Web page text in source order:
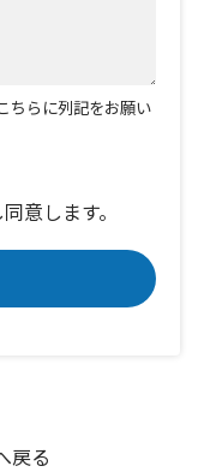
ちらに列記をお願い
意します。
戻る